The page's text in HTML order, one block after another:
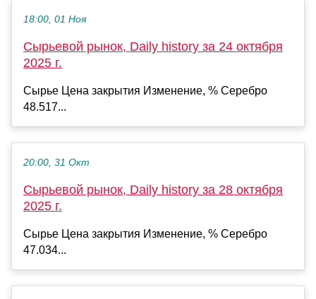
18:00, 01 Ноя
Сырьевой рынок, Daily history за 24 октября
2025 г.
Сырье Цена закрытия Изменение, % Серебро
48.517...
20:00, 31 Окт
Сырьевой рынок, Daily history за 28 октября
2025 г.
Сырье Цена закрытия Изменение, % Серебро
47.034...